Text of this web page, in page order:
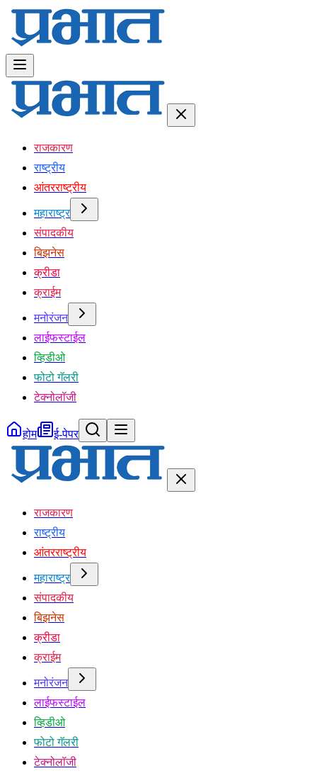
राजकारण
राष्ट्रीय
आंतरराष्ट्रीय
महाराष्ट्र
संपादकीय
बिझनेस
क्रीडा
क्राईम
मनोरंजन
लाईफस्टाईल
व्हिडीओ
फोटो गॅलरी
टेक्नोलॉजी
होम ई-पेपर
राजकारण
राष्ट्रीय
आंतरराष्ट्रीय
महाराष्ट्र
संपादकीय
बिझनेस
क्रीडा
क्राईम
मनोरंजन
लाईफस्टाईल
व्हिडीओ
फोटो गॅलरी
टेक्नोलॉजी